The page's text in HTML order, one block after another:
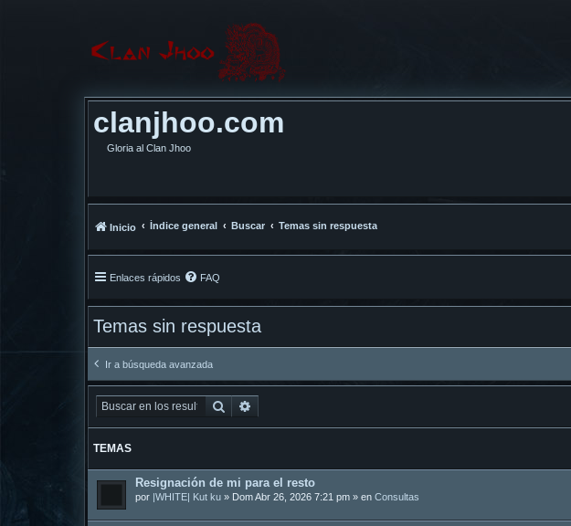
clanjhoo.com
Gloria al Clan Jhoo
Inicio Índice general Buscar Temas sin respuesta
Enlaces rápidos FAQ
Temas sin respuesta
Ir a búsqueda avanzada
Buscar
TEMAS
Resignación de mi para el resto
por |WHITE| Kut ku » Dom Abr 26, 2026 7:21 pm » en Consultas